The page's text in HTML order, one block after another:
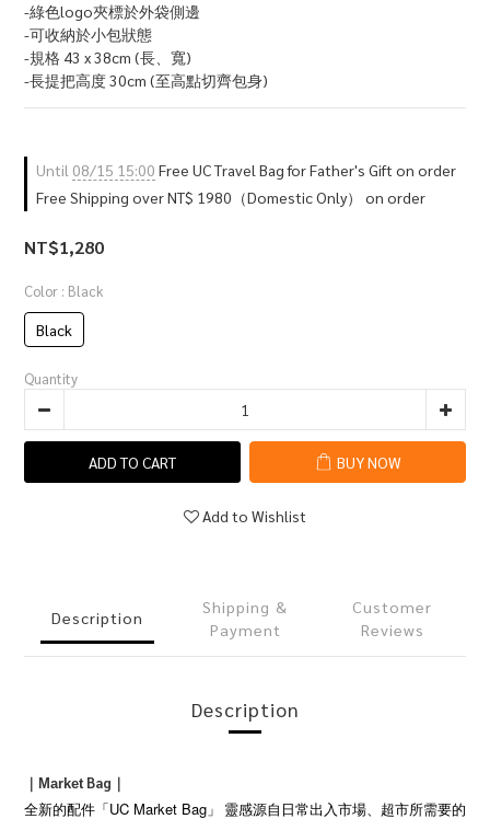
-綠色logo夾標於外袋側邊
-可收納於小包狀態
-規格 43 x 38cm (長、寬)
-長提把高度 30cm (至高點切齊包身)
Until 08/15 15:00 Free UC Travel Bag for Father's Gift on order
Free Shipping over NT$ 1980（Domestic Only） on order
NT$1,280
Color : Black
Black
Quantity
ADD TO CART BUY NOW
Add to Wishlist
Description
Shipping &
Payment
Customer
Reviews
Description
｜ Market Bag ｜
全新的配件「UC Market Bag 」 靈感源自日常出入市場、超市所需要的